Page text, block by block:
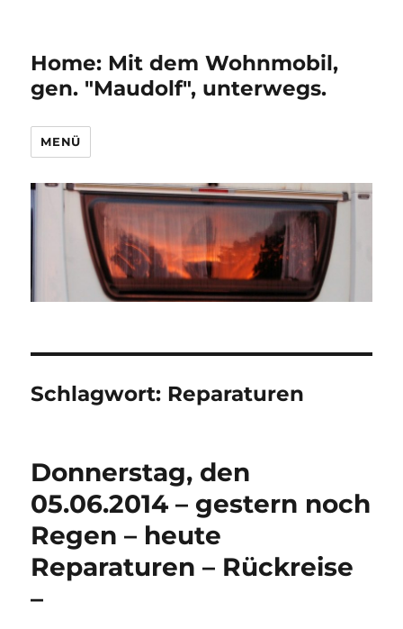
Home: Mit dem Wohnmobil,
gen. "Maudolf", unterwegs.
MENÜ
Schlagwort: Reparaturen
Donnerstag, den
05.06.2014 – gestern noch
Regen – heute
Reparaturen – Rückreise
–